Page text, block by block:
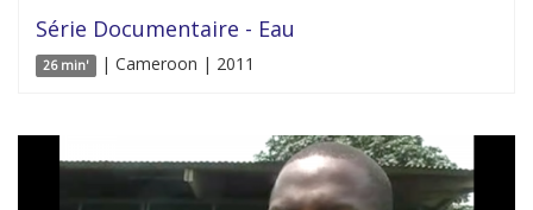
Série Documentaire - Eau
26 min' | Cameroon | 2011